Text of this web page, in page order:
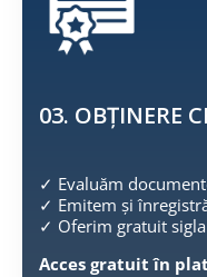
03. OBȚINERE
✓ Evaluăm
✓ Emitem și
✓ Oferim gratuit
Acces gratuit în